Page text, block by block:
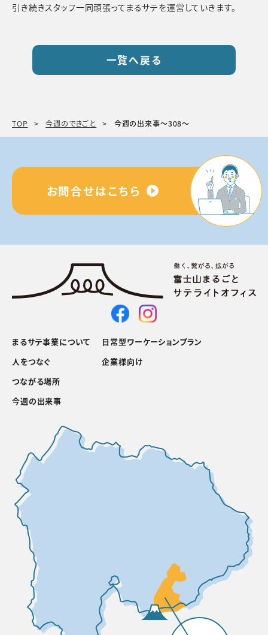
引き続きスタッフ一同頑張ってまるサテを運営していきます。
一覧へ戻る
TOP 今週のできごと 今週の出来事〜308〜
お問合せはこちら
まるサテ事業について
人をつなぐ
つながる場所
日常型ワーケーションプラン
企業様向け
今週の出来事